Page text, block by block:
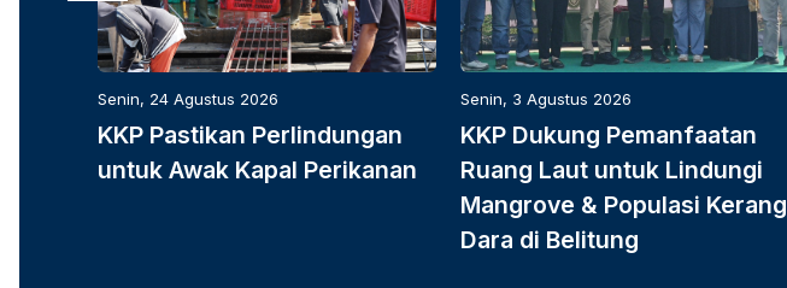
Senin, 24 Agustus 2026
KKP Pastikan Perlindungan
untuk Awak Kapal Perikanan
Senin, 3 Agustus 2026
KKP Dukung Pemanfaatan
Ruang Laut untuk Lindungi
Mangrove & Populasi Kerang
Dara di Belitung